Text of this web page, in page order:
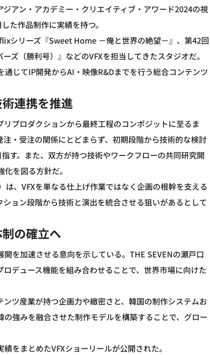
アン・アカデミー・クリエイティブ・アワード2024の視
た作品制作に実績を持つ。
シリーズ『Sweet Home －俺と世界の絶望－』、第42回
ズ（勝利号）』などのVFXを担当してきたスタジオだ。
じてIP開発からAI・映像R&Dまでを行う総合コンテンツ
連携を推進
プロダクションから最終工程のコンポジットに至るま
・受注の関係にとどまらず、初期段階から技術的な検討
す。また、双方が持つ技術やワークフローの共同研究開
を図る方針だ。
は、VFXを単なる仕上げ作業ではなく企画の根幹を支える
ョン段階から技術と演出を統合させる狙いがあるとして
の確立へ
を加速させる意向を示している。THE SEVENの瀬戸口
デュース機能を組み合わせることで、世界市場に向けた
ツ産業が持つ企画力や緻密さと、韓国の制作システムお
強みを融合させた制作モデルを構築することで、グロー
をまとめたVFXショーリールが公開された。